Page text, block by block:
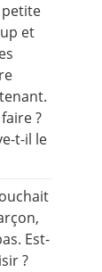
petite
et
?
t-il le
Est-
?